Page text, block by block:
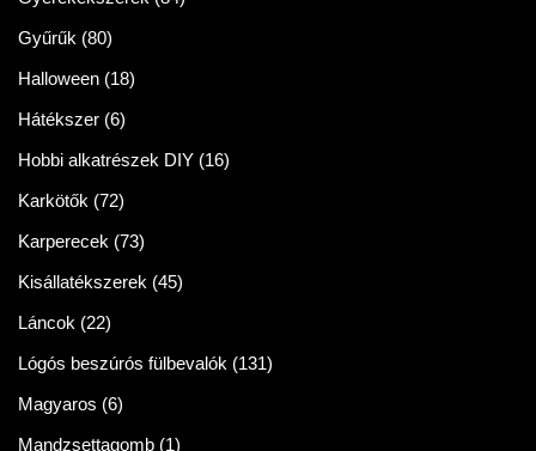
Gyűrűk (80)
Halloween (18)
Hátékszer (6)
Hobbi alkatrészek DIY (16)
Karkötők (72)
Karperecek (73)
Kisállatékszerek (45)
Láncok (22)
Lógós beszúrós fülbevalók (131)
Magyaros (6)
Mandzsettagomb (1)